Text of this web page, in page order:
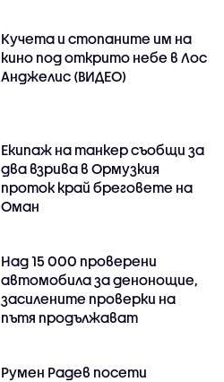
Кучета и стопаните им на
кино под открито небе в Лос
Анджелис (ВИДЕО)
Екипаж на танкер съобщи за
два взрива в Ормузкия
проток край бреговете на
Оман
Над 15 000 проверени
автомобила за денонощие,
засилените проверки на
пътя продължават
Румен Радев посети